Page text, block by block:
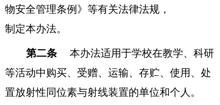
物安全管理条例》等有关法律法规，
制定本办法。
第二条 本办法适用于学校在教学、科研
等活动中购买、受赠、运输、存贮、使用、处
置放射性同位素与射线装置的单位和个人。